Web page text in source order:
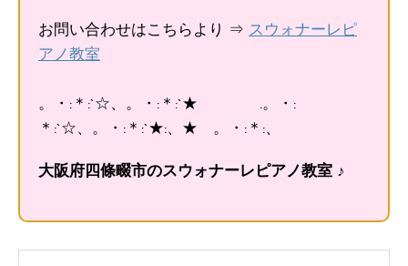
お問い合わせはこちらより ⇒ スウォナーレピ
アノ教室
。・:＊:`☆、。・:＊:`★ .。・:
＊:`☆、。・:＊:`★:、★ 。・:＊:、
大阪府四條畷市のスウォナーレピアノ教室 ♪